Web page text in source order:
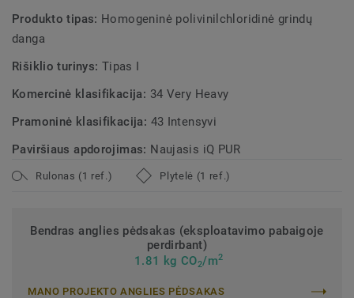
Produkto tipas: Homogeninė polivinilchloridinė grindų
danga
Rišiklio turinys: Tipas I
Komercinė klasifikacija: 34 Very Heavy
Pramoninė klasifikacija: 43 Intensyvi
Paviršiaus apdorojimas: Naujasis iQ PUR
Rulonas (1 ref.) Plytelė (1 ref.)
Bendras anglies pėdsakas (eksploatavimo pabaigoje
perdirbant)
1.81 kg CO2/m2
MANO PROJEKTO ANGLIES PĖDSAKAS